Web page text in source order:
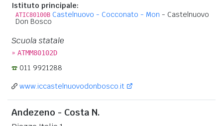
Istituto principale:
ATIC80100B Castelnuovo - Cocconato - Mon - Castelnuovo
Don Bosco
Scuola statale
» ATMM80102D
011 9921288
www.iccastelnuovodonbosco.it
Andezeno - Costa N.